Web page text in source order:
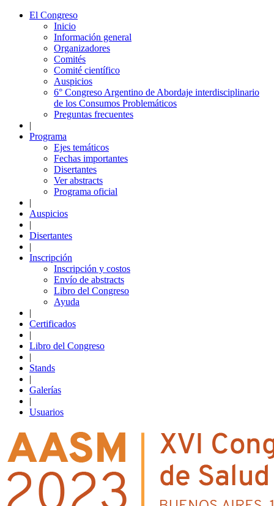
El Congreso
Inicio
Información general
Organizadores
Comités
Comité científico
Auspicios
6° Congreso Argentino de Abordaje interdisciplinario
de los Consumos Problemáticos
Preguntas frecuentes
|
Programa
Ejes temáticos
Fechas importantes
Disertantes
Ver abstracts
Programa oficial
|
Auspicios
|
Disertantes
|
Inscripción
Inscripción y costos
Envío de abstracts
Libro del Congreso
Ayuda
|
Certificados
|
Libro del Congreso
|
Stands
|
Galerías
|
Usuarios